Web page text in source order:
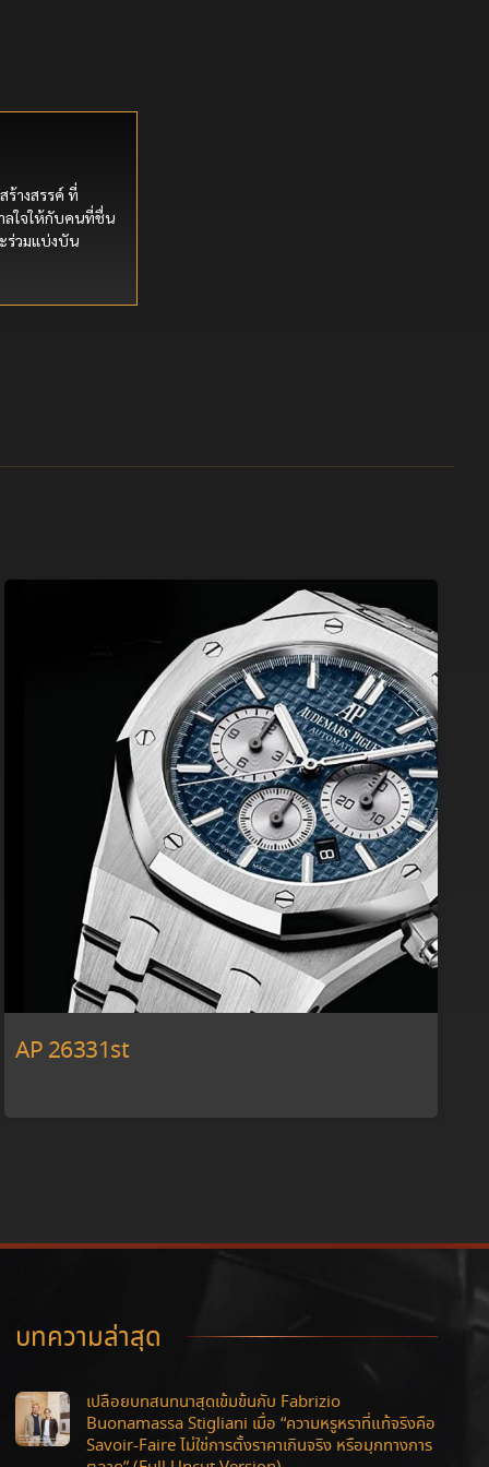
ร้างสรรค์ ที่
ลใจให้กับคนที่ชื่น
ร่วมแบ่งบัน
AP 26331st
บทความล่าสุด
เปลือยบทสนทนาสุดเข้มข้นกับ Fabrizio
Buonamassa Stigliani เมื่อ “ความหรูหราที่แท้จริงคือ
Savoir-Faire ไม่ใช่การตั้งราคาเกินจริง หรือมุกทางการ